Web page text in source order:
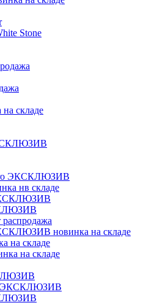
Stone
складе
ЭКСКЛЮЗИВ
нв складе
новинка на складе
на складе
на складе
ЭКСКЛЮЗИВ